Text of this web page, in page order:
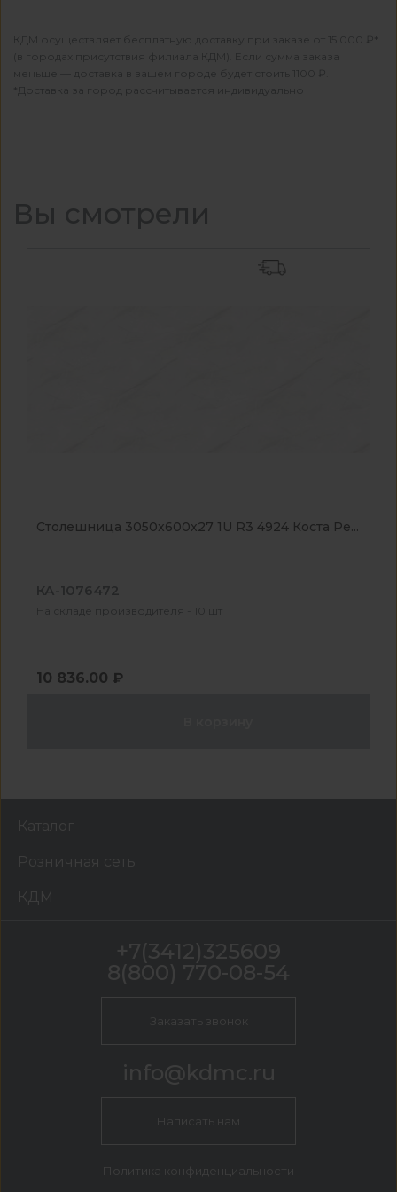
КДМ осуществляет бесплатную доставку при заказе от 15 000 ₽*
(в городах присутствия филиала КДМ). Если сумма заказа
меньше — доставка в вашем городе будет стоить 1100 ₽.
*Доставка за город рассчитывается индивидуально
Вы смотрели
Столешница 3050x600x27 1U R3 4924 Коста Ре...
КА-1076472
На складе производителя - 10 шт
10 836.00 ₽
Каталог
Розничная сеть
КДМ
+7(3412)325609
8(800) 770-08-54
Заказать звонок
info@kdmc.ru
Написать нам
Политика конфиденциальности